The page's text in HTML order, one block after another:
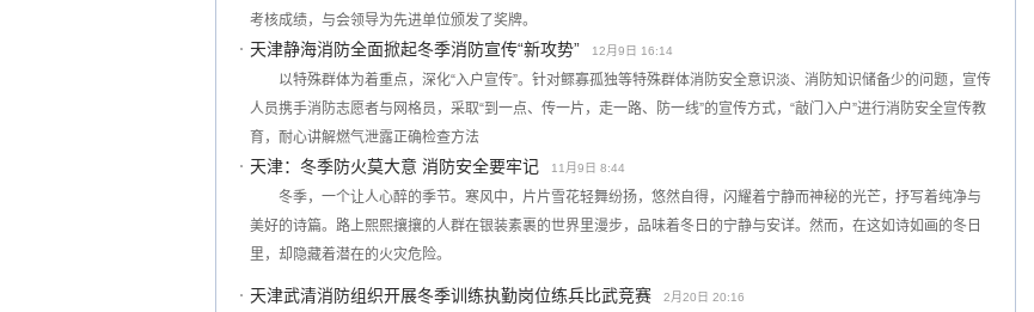
考核成绩，与会领导为先进单位颁发了奖牌。
天津静海消防全面掀起冬季消防宣传“新攻势” 12月9日 16:14
以特殊群体为着重点，深化“入户宣传”。针对鳏寡孤独等特殊群体消防安全意识淡、消防知识储备少的问题，宣传
人员携手消防志愿者与网格员，采取“到一点、传一片，走一路、防一线”的宣传方式，“敲门入户”进行消防安全宣传教
育，耐心讲解燃气泄露正确检查方法
天津：冬季防火莫大意 消防安全要牢记 11月9日 8:44
冬季，一个让人心醉的季节。寒风中，片片雪花轻舞纷扬，悠然自得，闪耀着宁静而神秘的光芒，抒写着纯净与
美好的诗篇。路上熙熙攘攘的人群在银装素裹的世界里漫步，品味着冬日的宁静与安详。然而，在这如诗如画的冬日
里，却隐藏着潜在的火灾危险。
天津武清消防组织开展冬季训练执勤岗位练兵比武竞赛 2月20日 20:16